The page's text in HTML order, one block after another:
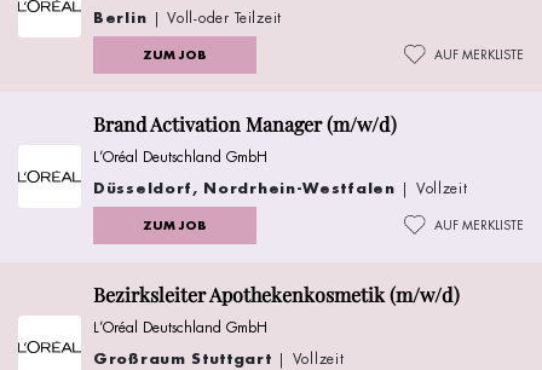
Berlin | Voll-oder Teilzeit
ZUM JOB AUF MERKLISTE
Brand Activation Manager (m/w/d)
L’Oréal Deutschland GmbH
Düsseldorf, Nordrhein-Westfalen | Vollzeit
ZUM JOB AUF MERKLISTE
Bezirksleiter Apothekenkosmetik (m/w/d)
L’Oréal Deutschland GmbH
Großraum Stuttgart | Vollzeit